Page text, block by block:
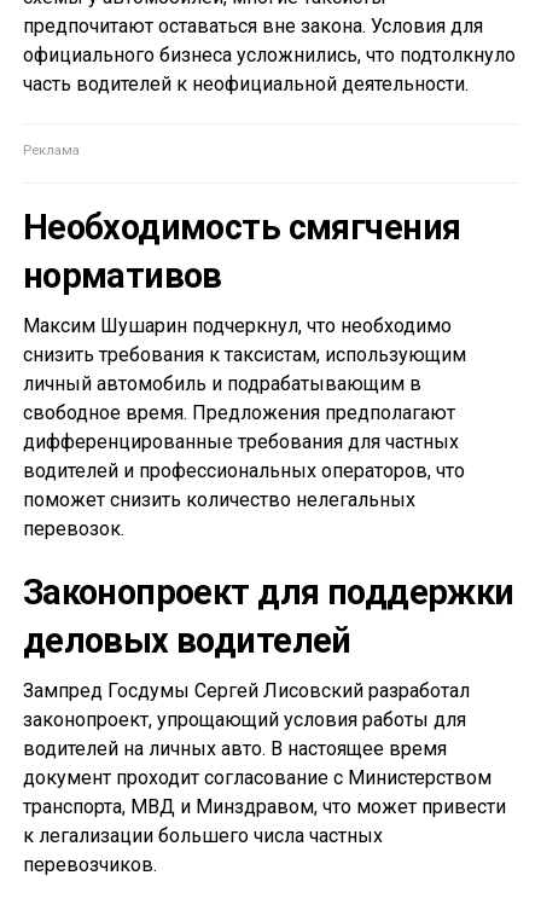
предпочитают оставаться вне закона. Условия для
официального бизнеса усложнились, что подтолкнуло
часть водителей к неофициальной деятельности.
Необходимость смягчения
нормативов
Максим Шушарин подчеркнул, что необходимо
снизить требования к таксистам, использующим
личный автомобиль и подрабатывающим в
свободное время. Предложения предполагают
дифференцированные требования для частных
водителей и профессиональных операторов, что
поможет снизить количество нелегальных
перевозок.
Законопроект для поддержки
деловых водителей
Зампред Госдумы Сергей Лисовский разработал
законопроект, упрощающий условия работы для
водителей на личных авто. В настоящее время
документ проходит согласование с Министерством
транспорта, МВД и Минздравом, что может привести
к легализации большего числа частных
перевозчиков.